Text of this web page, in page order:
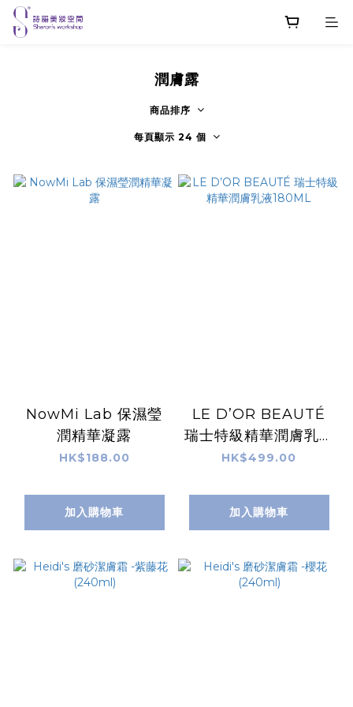
潤膚露
商品排序
每頁顯示 24 個
NowMi Lab 保濕瑩
潤精華凝露
HK$188.00
加入購物車
LE D’OR BEAUTÉ
瑞士特級精華潤膚乳液
180ML
HK$499.00
加入購物車